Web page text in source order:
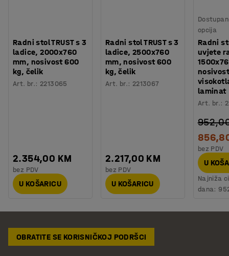
Radni stol TRUST s 3
ladice, 2000x760
mm, nosivost 600
kg, čelik
Art. br.: 2213065
2.354,00 KM
bez PDV
U KOŠARICU
Radni stol TRUST s 3
ladice, 2500x760
mm, nosivost 600
kg, čelik
Art. br.: 2213067
2.217,00 KM
bez PDV
U KOŠARICU
opcija
Radni
uvjete
laminat
Art. br.:
bez PDV
U
Najniža
dana:
OBRATITE SE KORISNIČKOJ PODRŠCI